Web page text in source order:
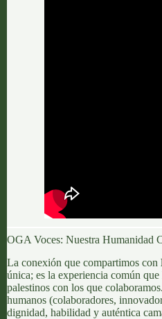
OGA Voces: Nuestra Humanidad
La conexión que compartimos con
única; es la experiencia común
palestinos con los que
humanos (colaboradores,
dignidad, habilidad y auténtica